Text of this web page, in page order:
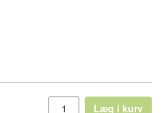
Læg i kurv